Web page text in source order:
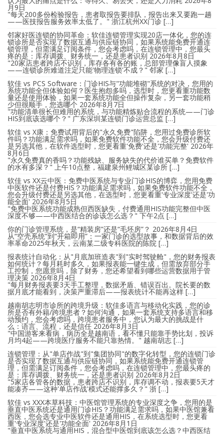
月9日
"每天200多份检验报告，患者取报告要排队，报告出来又要跑一趟
——医技报告服务效率太低了。" 浙江杭州XX门诊 […]
邻家好医连锁的协同革命：软佳连锁管理实现20店一体化，您的连
锁诊所是否实现了数据互通与供应链协同，如果系统能免费开通连
锁管理，但需满足订阅条件，您会考虑吗，在连锁管理中，您最头
疼的是：库存调拨、财务统一，还是患者识别 2026年8月8日
"20家店患者跨店不识别，库存各有各的账，总部管理像盲人摸象
——连锁诊所难道注定只能'物理连锁'不成？" 邻家 […]
软佳 vs PCS Software：门诊HIS与"功能堆砌"系统的对决，您用的
系统功能全但体验如何？医生抱怨多吗，选型时，您更看重功能数
量还是使用体验，如果一套系统功能全但操作复杂，另一套功能稍
少但很顺手，您选哪个 2026年8月7日
"功能清单很长但难用的系统，与功能精炼贴合流程的系统——门诊
HIS到底该选哪个？" 广东深圳某连锁门诊运营总监 […]
软佳 vs X康：免费试用背后的"永久免费"陷阱，您用过免费诊所软
件吗？功能满足需求吗，如果免费软件功能不全，您会升级付费还
是另选其他，在软件选型时，您更看重'免费'还是'功能完整' 2026年
8月6日
"永久免费真的香吗？功能残缺、服务缺失的代价谁买单？免费软件
的水有多深？" 上午10点整，福建泉州鲤城区某诊所 […]
软佳 vs XX云中医：免费中医系统与专业门诊HIS的博弈，您用免费
中医软件还是付费HIS？功能满足需求吗，如果免费软件功能不全，
您会升级付费还是另选其他，在选型时，您更看重'专业深度'还是'功
能全面' 2026年8月5日
"免费中医系统功能成熟但西医缺失，付费通用HIS功能完整但中医
深度不够——中西医结合的诊该怎么选？" 下午2点 […]
你的门诊管理系统，是“精装房”还是“毛坯房”？ 2026年8月4日
从“空壳系统”到“开箱即用”：一家门诊的选型故事，和数据背后的效
率革命2025年秋天，云南某二级专科医院的陈院 […]
报表统计自动化：从"月底加班造表"到"实时驾驶舱"，您的财务报表
如何统计？每月耗时多久，如果报表能一键生成，但需放弃部分手
工控制，您愿意吗，除了财务，您还希望看到哪些运营数据用于管
理决策 2026年8月4日
"每月财务报表要3天手工整理，数据矛盾、错误百出。院长要的数
据月底才能看到，决策严重滞后——报表统计不能再这样 […]
越南胡志明市诊所的跨境升级：软佳多语言与移动化实践，您的诊
所是否有外籍/跨境患者？如何沟通，如果一套系统支持多语言和移
动预约，您会考虑吗，跨境患者服务中，您认为最大的挑战是什
么：语言、流程，还是信任 2026年8月3日
"中国游客来看病，病历全是越南语，看不懂只能靠手势比划，投诉
月均4起——跨境医疗服务不能只靠热情。" 越南胡志 […]
连锁管理：从"单店作战"到"集团协同"的数字化转型，您的连锁门诊
是否实现了数据互通与供应链协同，如果系统能免费开通连锁管
理，但需满足订阅条件，您会考虑吗，在连锁管理中，您最头疼的
是：库存调拨、财务统一，还是患者识别 2026年8月2日
"5家店各管各的数据，患者跨店不识别，库存调不动，报表要5天才
能凑齐——这种'单店作战'模式还能撑多久？" 浙 […]
软佳 vs XXX本草科技：中医馆管理系统的专业深度之争，您用的是
垂直中医系统还是通用门诊HIS？功能满足需求吗，如果中医馆兼看
西医，您会选专业中医软件还是通用HIS，在系统选型时，您更看
重'专业深度'还是'功能全面' 2026年8月1日
"垂直中医系统与通用HIS，混合型中医馆到底该怎么选？中西医结